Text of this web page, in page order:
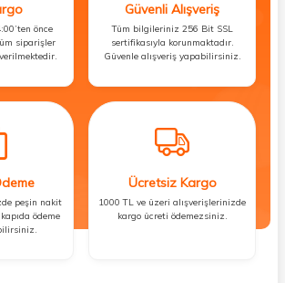
önce
siparişler
Güvenli Alışveriş
Tüm bilgileriniz 256 Bit SSL
sertifikasıyla korunmaktadır.
Güvenle alışveriş yapabilirsiniz.
peşin nakit
ödeme
Ücretsiz Kargo
1000 TL ve üzeri alışverişlerinizde
kargo ücreti ödemezsiniz.